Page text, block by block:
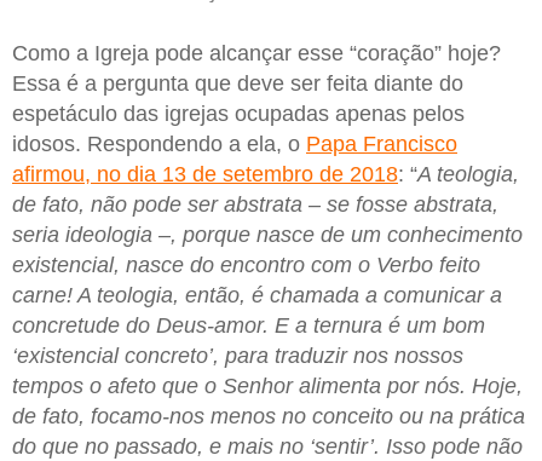
Como a Igreja pode alcançar esse “coração” hoje?
Essa é a pergunta que deve ser feita diante do
espetáculo das igrejas ocupadas apenas pelos
idosos. Respondendo a ela, o Papa Francisco
afirmou, no dia 13 de setembro de 2018: “A teologia,
de fato, não pode ser abstrata – se fosse abstrata,
seria ideologia –, porque nasce de um conhecimento
existencial, nasce do encontro com o Verbo feito
carne! A teologia, então, é chamada a comunicar a
concretude do Deus-amor. E a ternura é um bom
‘existencial concreto’, para traduzir nos nossos
tempos o afeto que o Senhor alimenta por nós. Hoje,
de fato, focamo-nos menos no conceito ou na prática
do que no passado, e mais no ‘sentir’. Isso pode não